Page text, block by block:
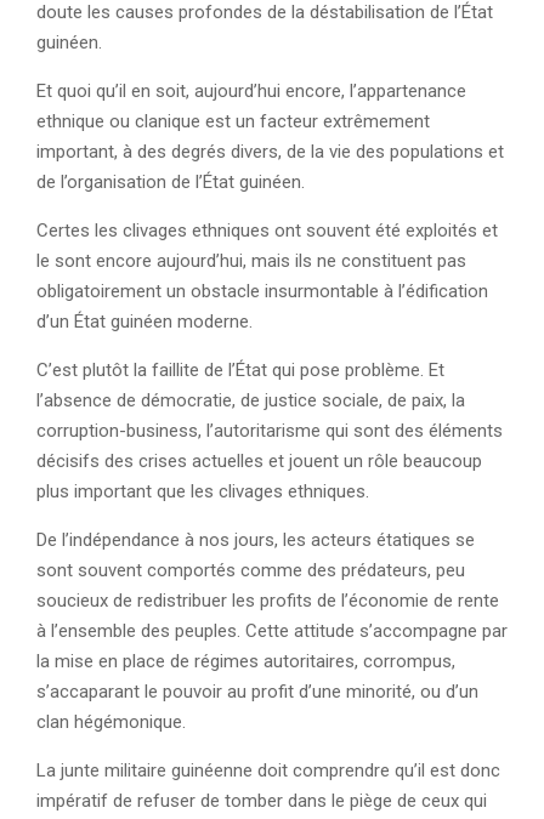
doute les causes profondes de la déstabilisation de l’État
guinéen.
Et quoi qu’il en soit, aujourd’hui encore, l’appartenance
ethnique ou clanique est un facteur extrêmement
important, à des degrés divers, de la vie des populations et
de l’organisation de l’État guinéen.
Certes les clivages ethniques ont souvent été exploités et
le sont encore aujourd’hui, mais ils ne constituent pas
obligatoirement un obstacle insurmontable à l’édification
d’un État guinéen moderne.
C’est plutôt la faillite de l’État qui pose problème. Et
l’absence de démocratie, de justice sociale, de paix, la
corruption-business, l’autoritarisme qui sont des éléments
décisifs des crises actuelles et jouent un rôle beaucoup
plus important que les clivages ethniques.
De l’indépendance à nos jours, les acteurs étatiques se
sont souvent comportés comme des prédateurs, peu
soucieux de redistribuer les profits de l’économie de rente
à l’ensemble des peuples. Cette attitude s’accompagne par
la mise en place de régimes autoritaires, corrompus,
s’accaparant le pouvoir au profit d’une minorité, ou d’un
clan hégémonique.
La junte militaire guinéenne doit comprendre qu’il est donc
impératif de refuser de tomber dans le piège de ceux qui